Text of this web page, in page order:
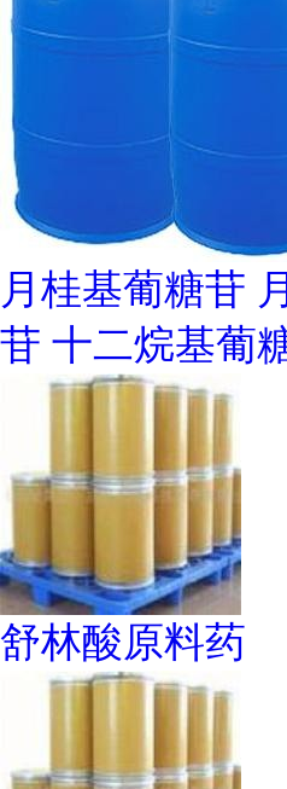
月桂基葡糖苷
苷 十二烷基葡
舒林酸原料药